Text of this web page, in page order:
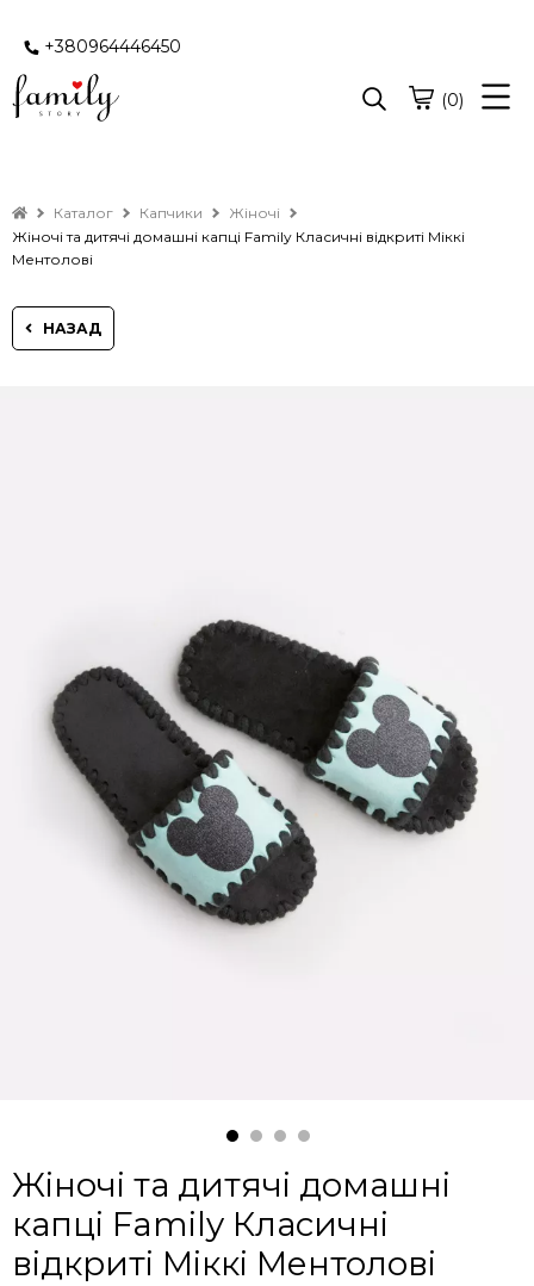
+380964446450
(0)
Каталог Капчики
Жіночі
Жіночі та дитячі домашні капці Family Класичні відкриті Міккі
Ментолові
НАЗАД
Жіночі та дитячі домашні
капці Family Класичні
відкриті Міккі Ментолові